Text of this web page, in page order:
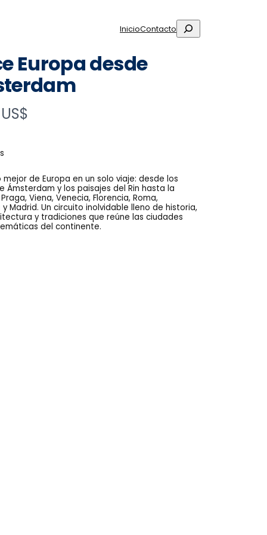
InicioContactoBuscar
Europa desde
mejor de Europa en un solo viaje: desde los
Ámsterdam y los paisajes del Rin hasta la
Viena, Venecia, Florencia, Roma,
Madrid. Un circuito inolvidable lleno de historia,
y tradiciones que reúne las ciudades
del continente.